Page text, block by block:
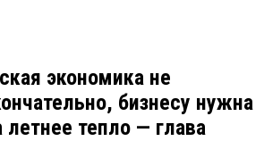
экономика не
бизнесу нужна
летнее тепло — глава